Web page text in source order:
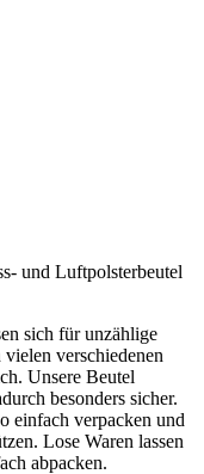
und Luftpolsterbeutel
sich für unzählige
verschiedenen
Unsere Beutel
besonders sicher.
einfach verpacken und
Lose Waren lassen
abpacken.